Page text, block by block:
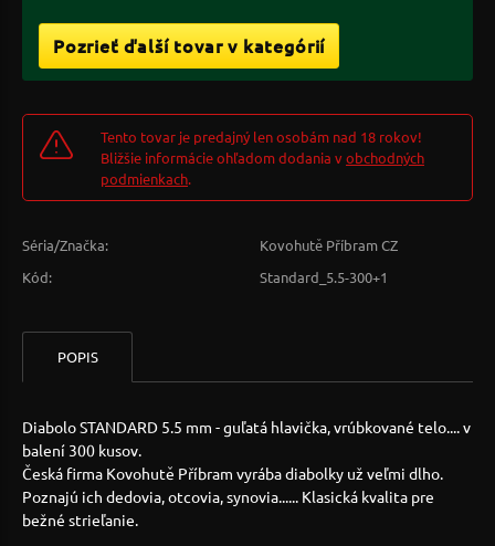
Pozrieť ďalší tovar v kategórií
Tento tovar je predajný len osobám nad 18 rokov!
Bližšie informácie ohľadom dodania vobchodných
podmienkach.
Séria/Značka:
Kovohutě Příbram CZ
Kód:
Standard_5.5-300+1
POPIS
Diabolo STANDARD 5.5 mm - guľatá hlavička, vrúbkované telo.... v
balení 300 kusov.
Česká firma Kovohutě Příbram vyrába diabolky už veľmi dlho.
Poznajú ich dedovia, otcovia, synovia...... Klasická kvalita pre
bežné strieľanie.